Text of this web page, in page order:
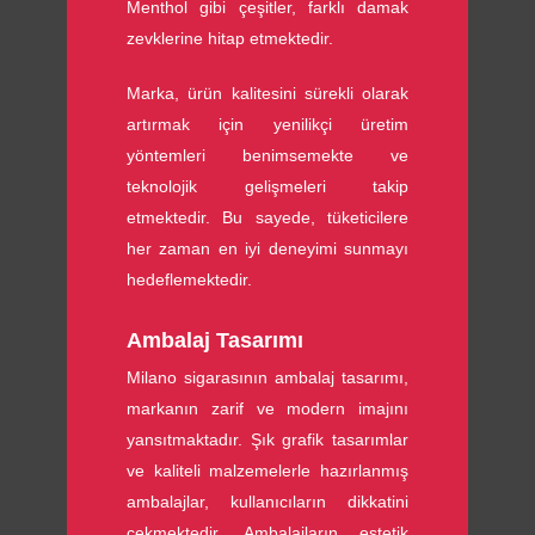
Menthol gibi çeşitler, farklı damak
zevklerine hitap etmektedir.
Marka, ürün kalitesini sürekli olarak
artırmak için yenilikçi üretim
yöntemleri benimsemekte ve
teknolojik gelişmeleri takip
etmektedir. Bu sayede, tüketicilere
her zaman en iyi deneyimi sunmayı
hedeflemektedir.
Ambalaj Tasarımı
Milano sigarasının ambalaj tasarımı,
markanın zarif ve modern imajını
yansıtmaktadır. Şık grafik tasarımlar
ve kaliteli malzemelerle hazırlanmış
ambalajlar, kullanıcıların dikkatini